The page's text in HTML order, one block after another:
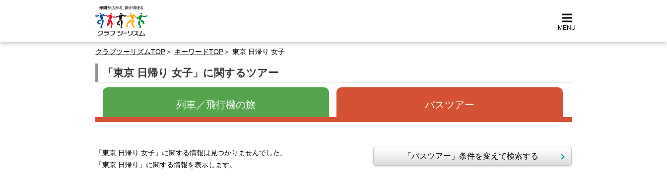
MENU
クラブツーリズムTOP キーワードTOP 東京 日帰り 女子
「東京 日帰り 女子」に関するツアー
列車／飛行機の旅 バスツアー
「東京 日帰り 女子」に関する情報は見つかりませんでした。
「東京 日帰り」に関する情報を表示します。
「バスツアー」条件を変えて検索する